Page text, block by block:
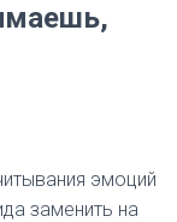
эмоций
заменить на